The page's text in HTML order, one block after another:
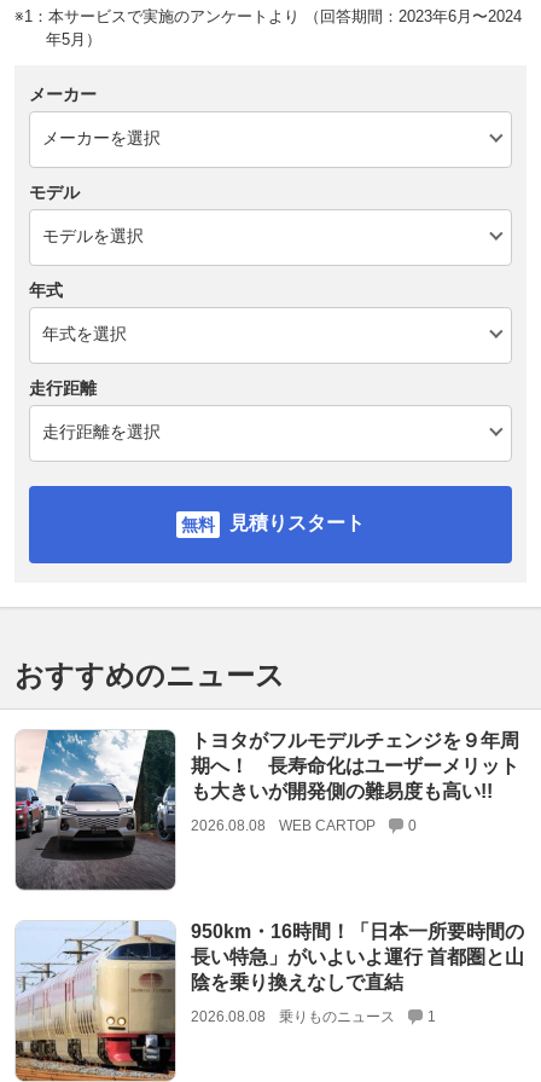
※1：本サービスで実施のアンケートより （回答期間：2023年6月〜2024
年5月）
メーカー
モデル
年式
走行距離
見積りスタート
おすすめのニュース
トヨタがフルモデルチェンジを９年周
期へ！ 長寿命化はユーザーメリット
も大きいが開発側の難易度も高い!!
2026.08.08 WEB CARTOP 0
950km・16時間！「日本一所要時間の
長い特急」がいよいよ運行 首都圏と山
陰を乗り換えなしで直結
2026.08.08 乗りものニュース 1